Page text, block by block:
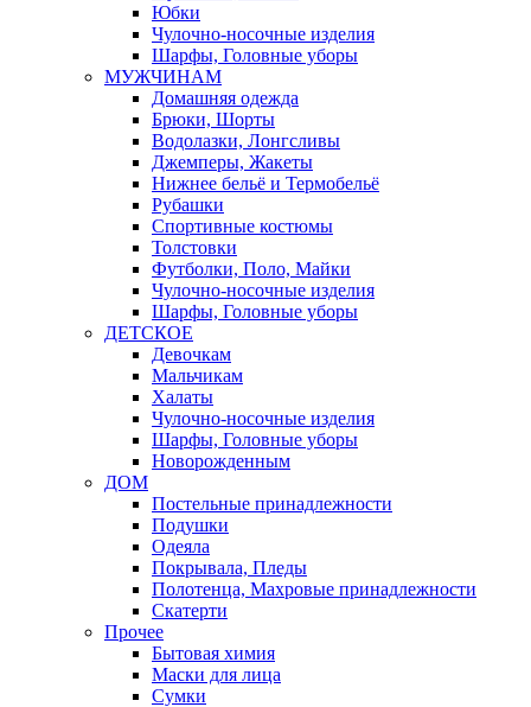
Юбки
Чулочно-носочные изделия
Шарфы, Головные уборы
МУЖЧИНАМ
Домашняя одежда
Брюки, Шорты
Водолазки, Лонгсливы
Джемперы, Жакеты
Нижнее бельё и Термобельё
Рубашки
Спортивные костюмы
Толстовки
Футболки, Поло, Майки
Чулочно-носочные изделия
Шарфы, Головные уборы
ДЕТСКОЕ
Девочкам
Мальчикам
Халаты
Чулочно-носочные изделия
Шарфы, Головные уборы
Новорожденным
ДОМ
Постельные принадлежности
Подушки
Одеяла
Покрывала, Пледы
Полотенца, Махровые принадлежности
Скатерти
Прочее
Бытовая химия
Маски для лица
Сумки